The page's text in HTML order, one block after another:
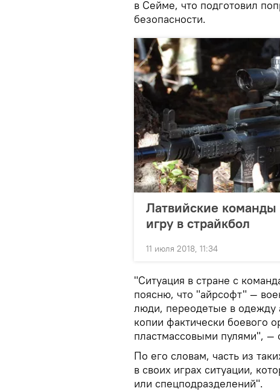
в Сейме, что подготовил
безопасности.
Латвийские
игру в страйкбол
11 июля 2018, 11:34
"Ситуация в стране с
поясню, что "айрсофт" —
люди, переодетые в одежду
копии фактически боевого
пластмассовыми пулями", —
По его словам, часть из
в своих играх ситуации,
или спецподразделений".